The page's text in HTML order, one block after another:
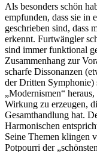
Als besonders schön
empfunden, dass sie in
geschrieben sind, dass
erkennt. Furtwängler
sind immer funktional
Zusammenhang zur
scharfe Dissonanzen
der Dritten Symphonie)
„Modernismen“
Wirkung zu erzeugen,
Gesamthandlung hat.
Harmonischen
Seine Themen klingen
Potpourri der